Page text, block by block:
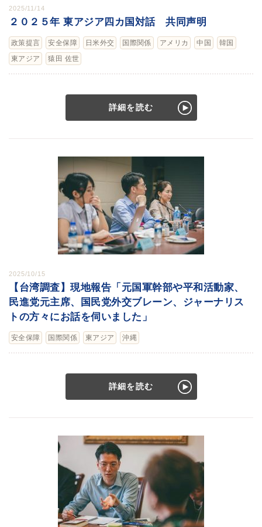
2025/11/14
２０２５年 東アジア四カ国対話 共同声明
政策提言 安全保障 日米外交 国際関係 アメリカ 中国
韓国
東アジア
猿田 佐世
詳細を読む
2025/10/15
【台湾調査】現地報告「元国軍幹部や平和活動家、
民進党元主席、国民党外交ブレーン、ジャーナリス
トの方々にお話を伺いました」
安全保障 国際関係 東アジア 沖縄
詳細を読む